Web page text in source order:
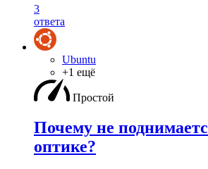
3
ответа
Ubuntu
+1 ещё
Простой
Почему не
оптике?